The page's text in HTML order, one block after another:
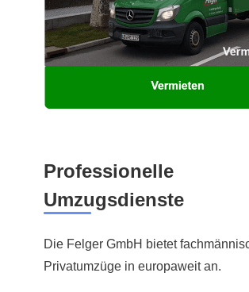
Professionelle
Umzugsdienste
Die Felger GmbH bietet
Privatumzüge in europaweit an.